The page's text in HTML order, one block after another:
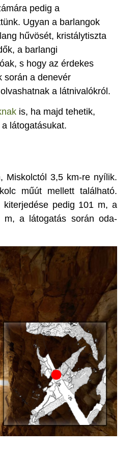
pedig a
Ugyan a barlangok
hűvösét, kristálytiszta
a barlangi
s hogy az érdekes
során a denevér
a látnivalókról.
is, ha majd tehetik,
látogatásukat.
Miskolctól 3,5 km-re nyílik.
műút mellett található.
kiterjedése pedig 101 m, a
m, a látogatás során oda-